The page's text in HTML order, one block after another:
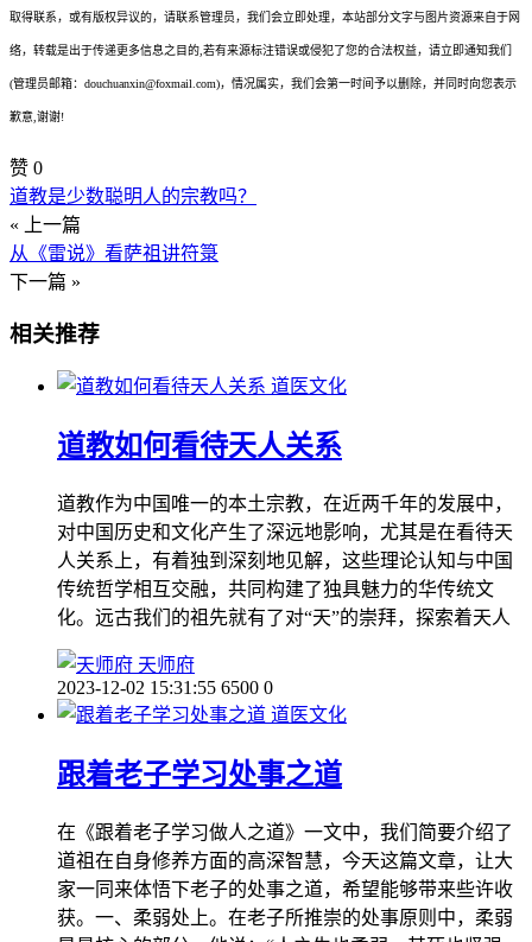
取得联系，或有版权异议的，请联系管理员，我们会立即处理，本站部分文字与图片资源来自于网
络，转载是出于传递更多信息之目的,若有来源标注错误或侵犯了您的合法权益，请立即通知我们
(管理员邮箱：douchuanxin@foxmail.com)，情况属实，我们会第一时间予以删除，并同时向您表示
歉意,谢谢!
赞 0
道教是少数聪明人的宗教吗？
« 上一篇
从《雷说》看萨祖讲符箓
下一篇 »
相关推荐
道医文化
道教如何看待天人关系
道教作为中国唯一的本土宗教，在近两千年的发展中，
对中国历史和文化产生了深远地影响，尤其是在看待天
人关系上，有着独到深刻地见解，这些理论认知与中国
传统哲学相互交融，共同构建了独具魅力的华传统文
化。远古我们的祖先就有了对“天”的崇拜，探索着天人
天师府
2023-12-02 15:31:55 6500 0
道医文化
跟着老子学习处事之道
在《跟着老子学习做人之道》一文中，我们简要介绍了
道祖在自身修养方面的高深智慧，今天这篇文章，让大
家一同来体悟下老子的处事之道，希望能够带来些许收
获。一、柔弱处上。在老子所推崇的处事原则中，柔弱